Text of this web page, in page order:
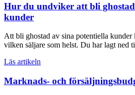
Hur du undviker att bli
kunder
Att bli ghostad av sina potentiella kunder
vilken säljare som helst. Du har lagt ned
Läs artikeln
Marknads- och